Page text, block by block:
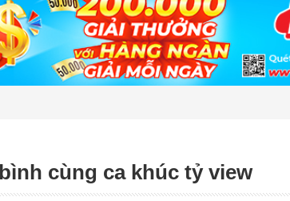
cùng ca khúc tỷ view